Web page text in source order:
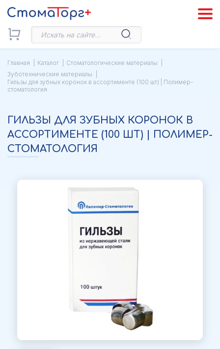
Главная Каталог
Стоматологические материалы
Зуботехнические материалы
Гильзы для зубных коронок в ассортименте (100 шт) | Полимер-
стоматология
ГИЛЬЗЫ ДЛЯ ЗУБНЫХ КОРОНОК В
АССОРТИМЕНТЕ (100 ШТ) | ПОЛИМЕР-
СТОМАТОЛОГИЯ